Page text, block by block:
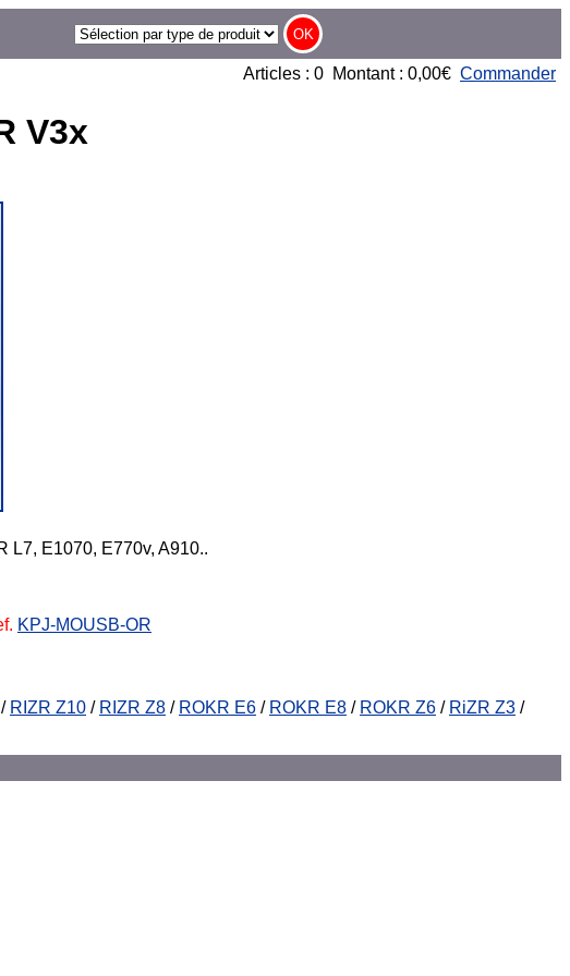
Articles : 0 Montant : 0,00€ Commander
V3x
L7, E1070, E770v, A910..
KPJ-MOUSB-OR
/ RIZR Z10 / RIZR Z8 / ROKR E6 / ROKR E8 / ROKR Z6 / RiZR Z3 /